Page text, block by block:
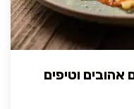
אהובים וטיפים